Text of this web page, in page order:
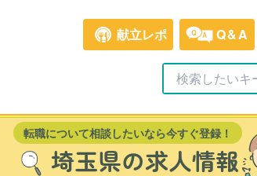
献立レポ Q&A
転職について相談したいなら今すぐ登録！
埼玉県の求人情報